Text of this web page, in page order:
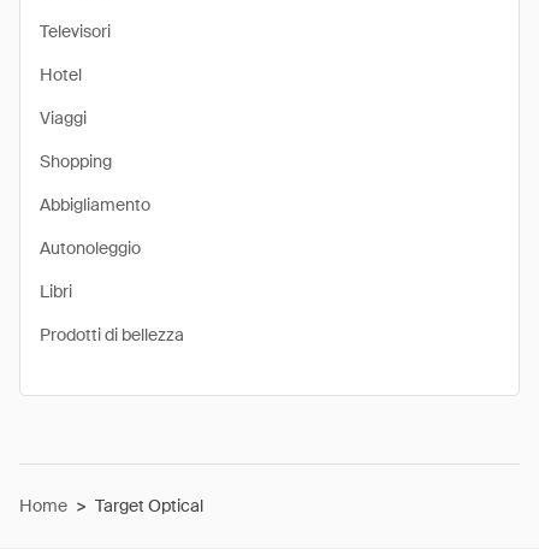
Televisori
Hotel
Viaggi
Shopping
Abbigliamento
Autonoleggio
Libri
Prodotti di bellezza
Home > Target Optical